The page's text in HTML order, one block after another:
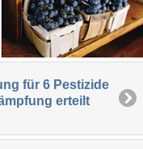
für 6 Pestizide
erteilt